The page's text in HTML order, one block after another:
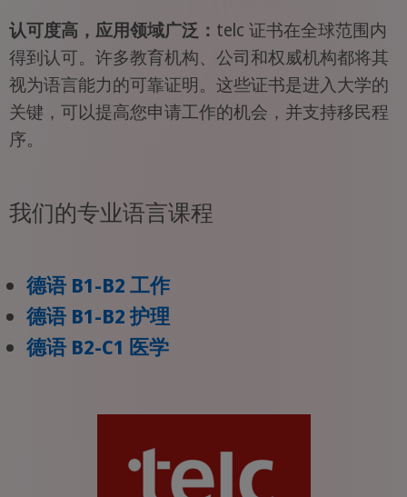
认可度高，应用领域广泛： telc 证书在全球范围内
得到认可。许多教育机构、公司和权威机构都将其
视为语言能力的可靠证明。这些证书是进入大学的
关键，可以提高您申请工作的机会，并支持移民程
序。
我们的专业语言课程
德语 B1-B2 工作
德语 B1-B2 护理
德语 B2-C1 医学